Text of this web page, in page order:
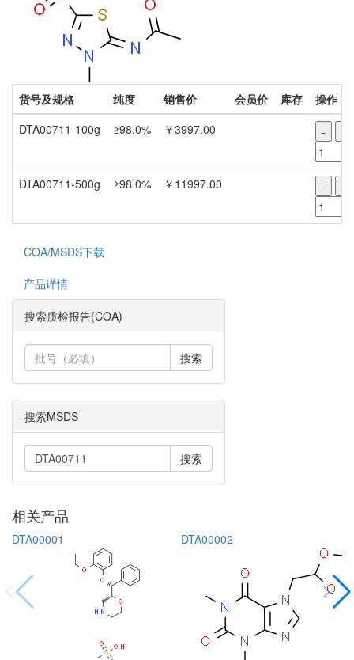
货号及规格 纯度 销售价 会员价 库存
操作
DTA00711-100g
≥98.0% ￥3997.00 -
DTA00711-500g ≥98.0% ￥11997.00 -
COA/MSDS下载
产品详情
搜索质检报告(COA)
搜索
搜索MSDS
搜索
相关产品
DTA00001 DTA00002